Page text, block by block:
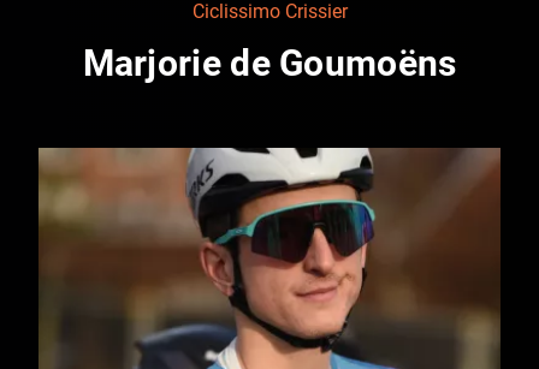
Marjorie de Goumoëns
Ciclissimo Crissier